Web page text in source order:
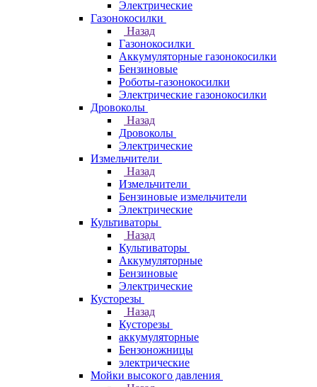
Электрические
Газонокосилки
Назад
Газонокосилки
Аккумуляторные газонокосилки
Бензиновые
Роботы-газонокосилки
Электрические газонокосилки
Дровоколы
Назад
Дровоколы
Электрические
Измельчители
Назад
Измельчители
Бензиновые измельчители
Электрические
Культиваторы
Назад
Культиваторы
Аккумуляторные
Бензиновые
Электрические
Кусторезы
Назад
Кусторезы
аккумуляторные
Бензоножницы
электрические
Мойки высокого давления